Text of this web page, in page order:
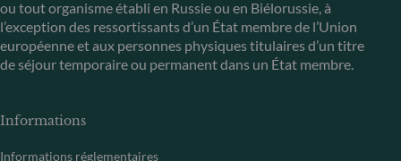
ou tout organisme établi en Russie ou en Biélorussie, à
l’exception des ressortissants d’un État membre de l’Union
européenne et aux personnes physiques titulaires d’un titre
de séjour temporaire ou permanent dans un État membre.
Informations
Informations réglementaires